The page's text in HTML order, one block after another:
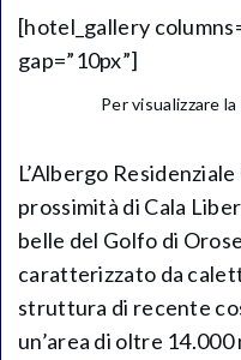
[hotel_gallery
gap=”10px”]
Per visualizzare
L’Albergo
prossimità di Cala
belle del Golfo di
caratterizzato da
struttura di recente
un’area di oltre